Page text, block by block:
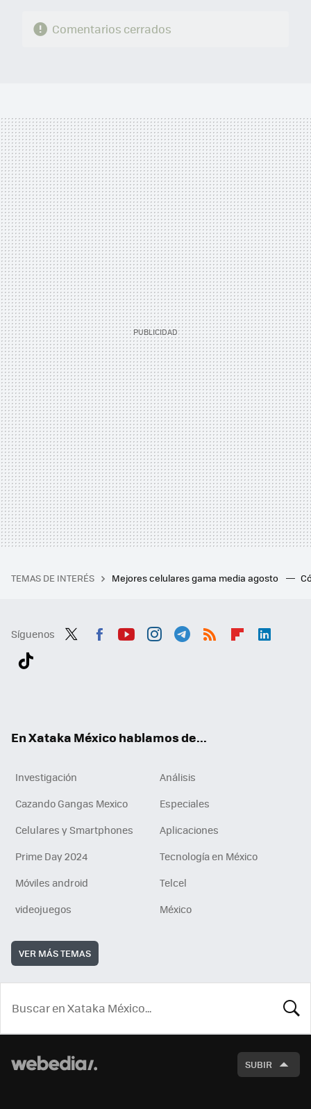
Comentarios cerrados
TEMAS DE INTERÉS Mejores celulares gama media agosto
Síguenos
En Xataka México hablamos de...
Investigación
Análisis
Cazando Gangas Mexico
Especiales
Celulares y Smartphones
Aplicaciones
Prime Day 2024
Tecnología en México
Móviles android
Telcel
videojuegos
México
VER MÁS TEMAS
SUBIR